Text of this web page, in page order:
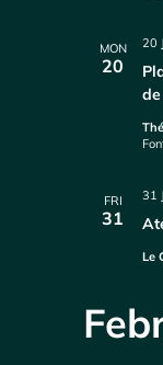
MON
20
20
FRI
31
31
Le